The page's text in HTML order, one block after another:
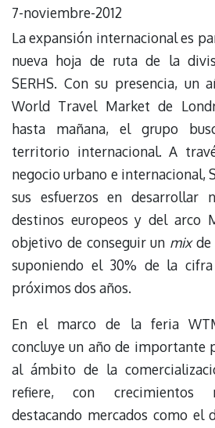
7-noviembre-2012
La expansión internacional es
nueva hoja de ruta de la
SERHS. Con su presencia, un
World Travel Market de
hasta mañana, el grupo
territorio internacional. A
negocio urbano e internacional,
sus esfuerzos en desarrollar
destinos europeos y del arco
objetivo de conseguir un mixde
suponiendo el 30% de la
próximos dos años.
En el marco de la feria
concluye un año de importante
al ámbito de la
refiere, con crecimientos
destacando mercados como el